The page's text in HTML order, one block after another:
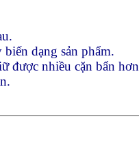
dạng sản phẩm.
được nhiều cặn bẩn hơn